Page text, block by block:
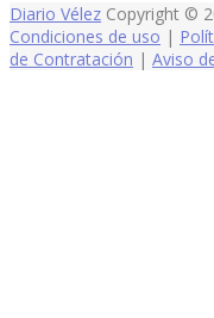
Diario Vélez Copyright ©
Condiciones de uso |
de Contratación | Aviso